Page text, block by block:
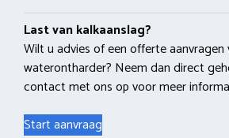
Last van kalkaanslag?
Wilt u advies of een offerte aanvragen
waterontharder? Neem dan direct
contact met ons op voor meer
Start aanvraag